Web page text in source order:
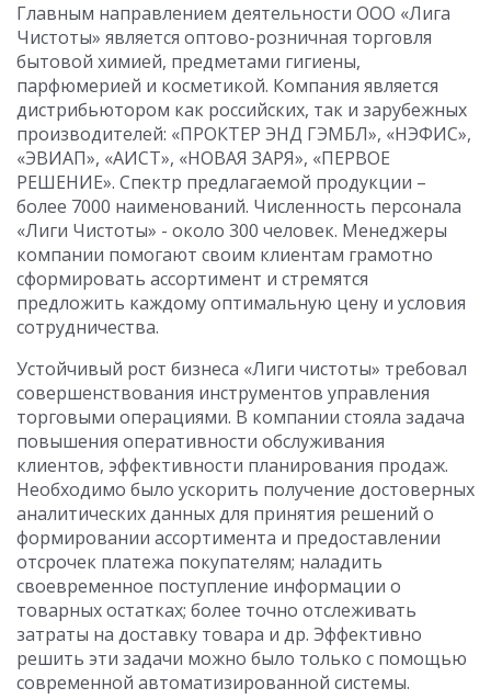
Главным направлением деятельности ООО «Лига
Чистоты» является оптово-розничная торговля
бытовой химией, предметами гигиены,
парфюмерией и косметикой. Компания является
дистрибьютором как российских, так и зарубежных
производителей: «ПРОКТЕР ЭНД ГЭМБЛ», «НЭФИС»,
«ЭВИАП», «АИСТ», «НОВАЯ ЗАРЯ», «ПЕРВОЕ
РЕШЕНИЕ». Спектр предлагаемой продукции –
более 7000 наименований. Численность персонала
«Лиги Чистоты» - около 300 человек. Менеджеры
компании помогают своим клиентам грамотно
сформировать ассортимент и стремятся
предложить каждому оптимальную цену и условия
сотрудничества.
Устойчивый рост бизнеса «Лиги чистоты» требовал
совершенствования инструментов управления
торговыми операциями. В компании стояла задача
повышения оперативности обслуживания
клиентов, эффективности планирования продаж.
Необходимо было ускорить получение достоверных
аналитических данных для принятия решений о
формировании ассортимента и предоставлении
отсрочек платежа покупателям; наладить
своевременное поступление информации о
товарных остатках; более точно отслеживать
затраты на доставку товара и др. Эффективно
решить эти задачи можно было только с помощью
современной автоматизированной системы.